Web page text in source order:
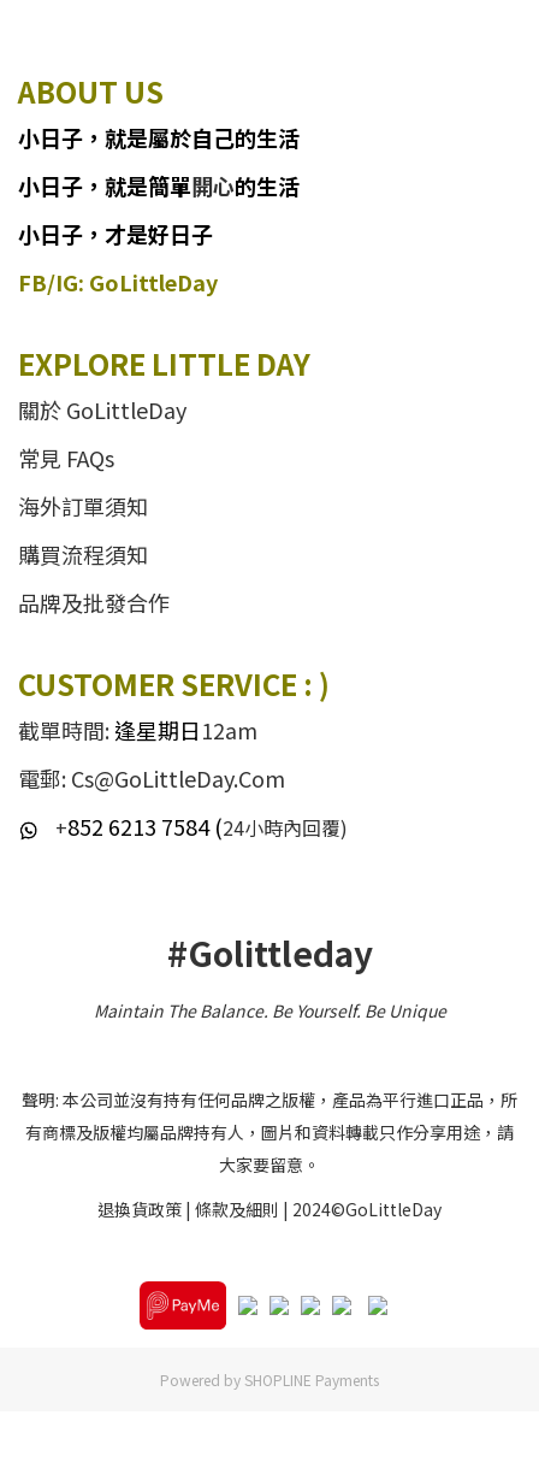
ABOUT US
小日子 ， 就是屬於自己的生活
小日子 ， 就是簡單開心的生活
小日子，才是好日子
FB/IG: GoLittleDay
EXPLORE LITTLE DAY
關於 GoLittleDay
常見 FAQs
海外訂單須知
購買流程須知
品牌及批發合作
CUSTOMER SERVICE : )
截單時間:逢星期日12am
電郵: Cs@GoLittleDay.Com
+852 6213 7584 (24小時內回覆)
#Golittleday
Maintain The Balance. Be Yourself.Be Unique
聲明: 本公司並沒有持有任何品牌之版權，產品為平行進口正品，所
有商標及版權均屬品牌持有人，圖片和資料轉載只作分享用途，請
大家要留意。
退換貨政策 | 條款及細則 | 2024©GoLittleDay
Powered by SHOPLINE Payments